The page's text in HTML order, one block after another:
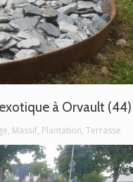
à Orvault (44)
, Massif, Plantation, Terrasse